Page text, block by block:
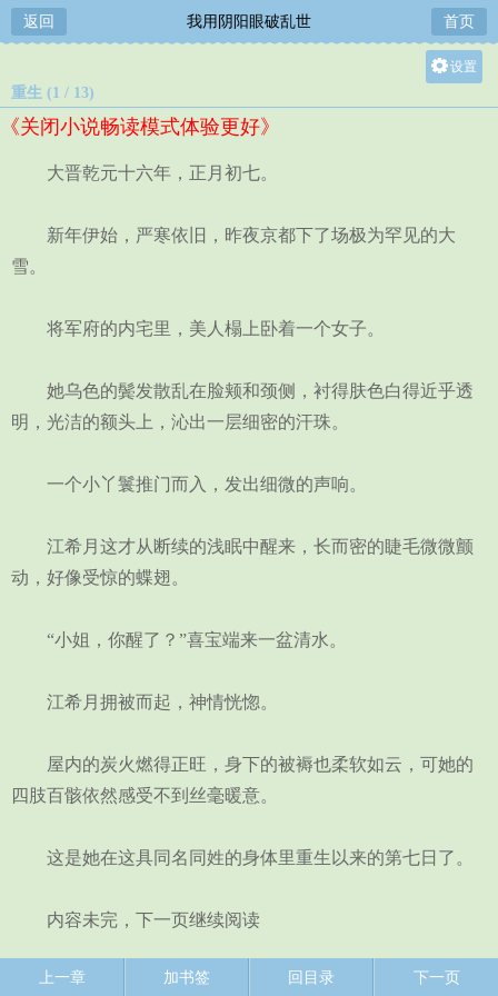
返回 我用阴阳眼破乱世 首页
设置
重生 (1 / 13)
《关闭小说畅读模式体验更好》
大晋乾元十六年，正月初七。
新年伊始，严寒依旧，昨夜京都下了场极为罕见的大
雪。
将军府的内宅里，美人榻上卧着一个女子。
她乌色的鬓发散乱在脸颊和颈侧，衬得肤色白得近乎透
明，光洁的额头上，沁出一层细密的汗珠。
一个小丫鬟推门而入，发出细微的声响。
江希月这才从断续的浅眠中醒来，长而密的睫毛微微颤
动，好像受惊的蝶翅。
“小姐，你醒了？”喜宝端来一盆清水。
江希月拥被而起，神情恍惚。
屋内的炭火燃得正旺，身下的被褥也柔软如云，可她的
四肢百骸依然感受不到丝毫暖意。
这是她在这具同名同姓的身体里重生以来的第七日了。
内容未完，下一页继续阅读
上一章 加书签 回目录 下一页